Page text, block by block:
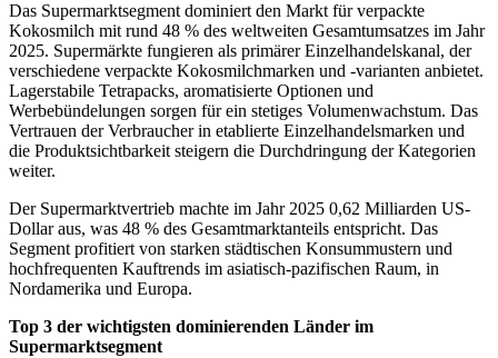
Das Supermarktsegment dominiert den Markt für verpackte
Kokosmilch mit rund 48 % des weltweiten Gesamtumsatzes im Jahr
2025. Supermärkte fungieren als primärer Einzelhandelskanal, der
verschiedene verpackte Kokosmilchmarken und -varianten anbietet.
Lagerstabile Tetrapacks, aromatisierte Optionen und
Werbebündelungen sorgen für ein stetiges Volumenwachstum. Das
Vertrauen der Verbraucher in etablierte Einzelhandelsmarken und
die Produktsichtbarkeit steigern die Durchdringung der Kategorien
weiter.
Der Supermarktvertrieb machte im Jahr 2025 0,62 Milliarden US-
Dollar aus, was 48 % des Gesamtmarktanteils entspricht. Das
Segment profitiert von starken städtischen Konsummustern und
hochfrequenten Kauftrends im asiatisch-pazifischen Raum, in
Nordamerika und Europa.
Top 3 der wichtigsten dominierenden Länder im
Supermarktsegment